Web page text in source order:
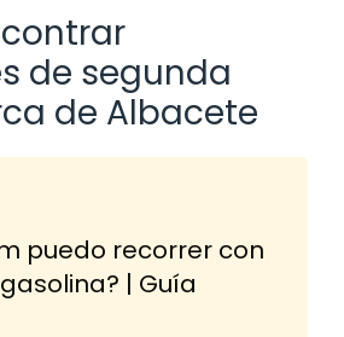
de segunda
de Albacete
puedo recorrer con
| Guía